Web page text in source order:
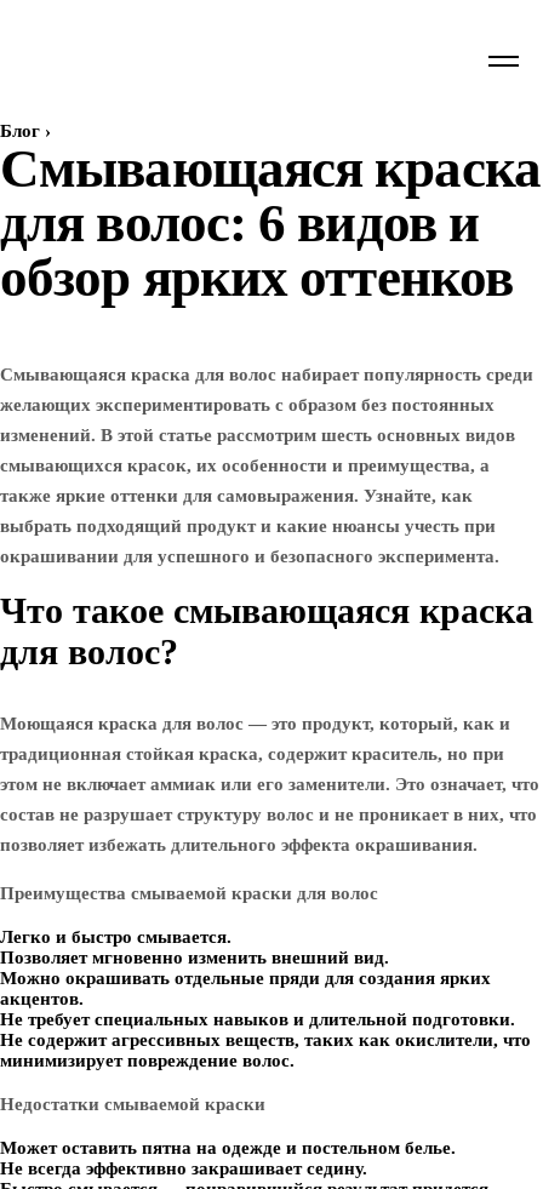
Блог ›
Смывающаяся краска
для волос: 6 видов и
обзор ярких оттенков
Смывающаяся краска для волос набирает популярность среди
желающих экспериментировать с образом без постоянных
изменений. В этой статье рассмотрим шесть основных видов
смывающихся красок, их особенности и преимущества, а
также яркие оттенки для самовыражения. Узнайте, как
выбрать подходящий продукт и какие нюансы учесть при
окрашивании для успешного и безопасного эксперимента.
Что такое смывающаяся краска
для волос?
Моющаяся краска для волос — это продукт, который, как и
традиционная стойкая краска, содержит краситель, но при
этом не включает аммиак или его заменители. Это означает, что
состав не разрушает структуру волос и не проникает в них, что
позволяет избежать длительного эффекта окрашивания.
Преимущества смываемой краски для волос
Легко и быстро смывается.
Позволяет мгновенно изменить внешний вид.
Можно окрашивать отдельные пряди для создания ярких
акцентов.
Не требует специальных навыков и длительной подготовки.
Не содержит агрессивных веществ, таких как окислители, что
минимизирует повреждение волос.
Недостатки смываемой краски
Может оставить пятна на одежде и постельном белье.
Не всегда эффективно закрашивает седину.